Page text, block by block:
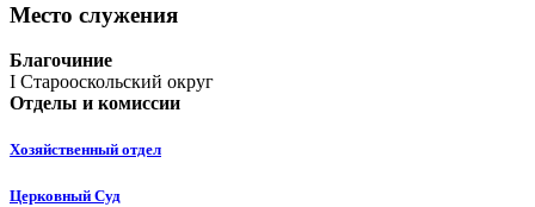
Место служения
Благочиние
I Старооскольский округ
Отделы и комиссии
Хозяйственный отдел
Церковный Суд